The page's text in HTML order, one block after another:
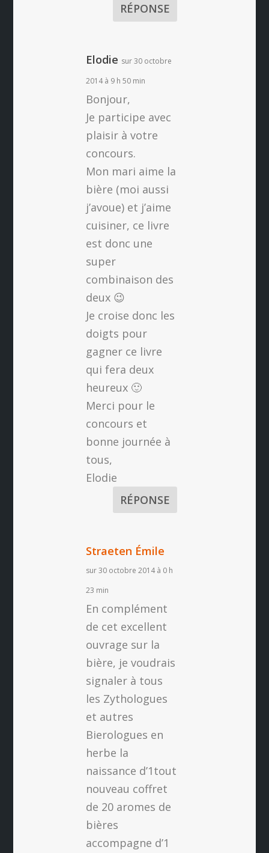
RÉPONSE
Elodie sur 30 octobre
2014 à 9 h 50 min
Bonjour,
Je participe avec
plaisir à votre
concours.
Mon mari aime la
bière (moi aussi
j’avoue) et j’aime
cuisiner, ce livre
est donc une
super
combinaison des
deux 😉
Je croise donc les
doigts pour
gagner ce livre
qui fera deux
heureux 🙂
Merci pour le
concours et
bonne journée à
tous,
Elodie
RÉPONSE
Straeten Émile
sur 30 octobre 2014 à 0 h
23 min
En complément
de cet excellent
ouvrage sur la
bière, je voudrais
signaler à tous
les Zythologues
et autres
Bierologues en
herbe la
naissance d’1tout
nouveau coffret
de 20 aromes de
bières
accompagne d’1